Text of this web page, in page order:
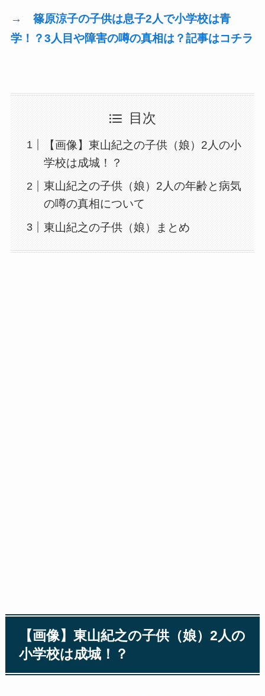
→ 篠原涼子の子供は息子2人で小学校は青
学！？3人目や障害の噂の真相は？記事はコチラ
目次
【画像】東山紀之の子供（娘）2人の小
学校は成城！？
東山紀之の子供（娘）2人の年齢と病気
の噂の真相について
東山紀之の子供（娘）まとめ
【画像】東山紀之の子供（娘）2人の
小学校は成城！？